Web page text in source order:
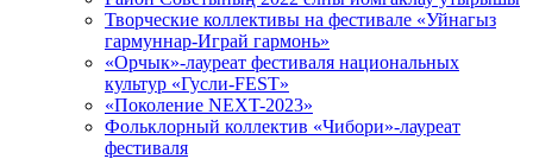
Творческие коллективы на фестивале «Уйнагыз
гармуннар-Играй гармонь»
«Орчык»-лауреат фестиваля национальных
культур «Гусли-FEST»
«Поколение NEXT-2023»
Фольклорный коллектив «Чибори»-лауреат
фестиваля